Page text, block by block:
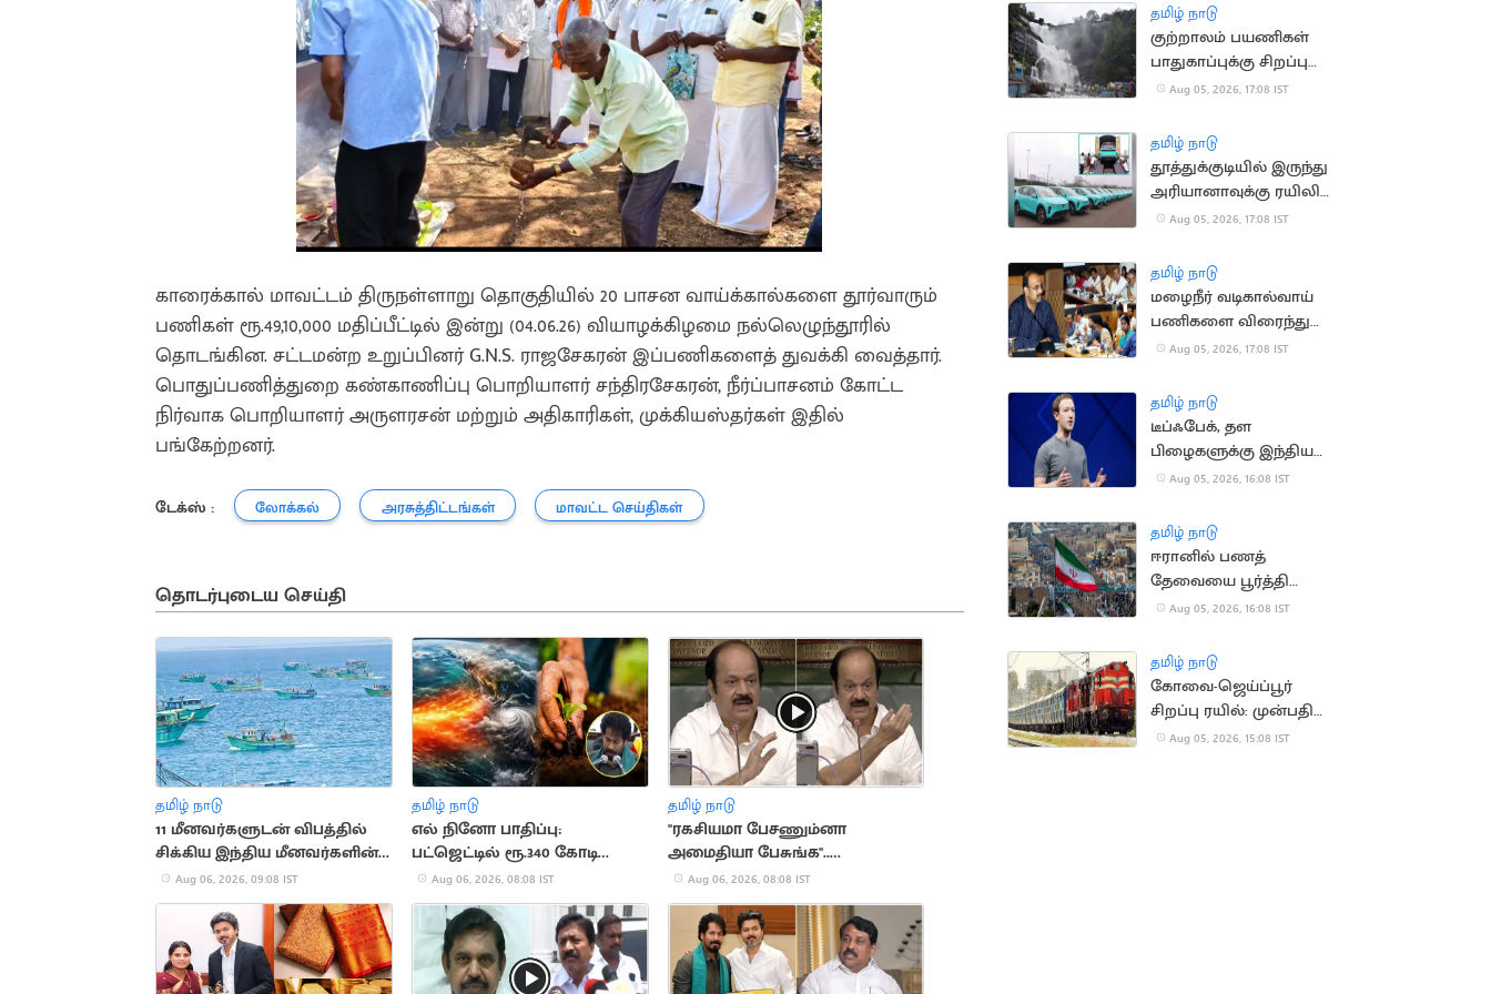
காரைக்கால் மாவட்டம் திருநள்ளாறு தொகுதியில் 20 பாசன வாய்க்கால்களை தூர்வாரும்
பணிகள் ரூ.49,10,000 மதிப்பீட்டில் இன்று (04.06.26) வியாழக்கிழமை நல்லெழுந்தூரில்
தொடங்கின. சட்டமன்ற உறுப்பினர் G.N.S. ராஜசேகரன் இப்பணிகளைத் துவக்கி வைத்தார்.
பொதுப்பணித்துறை கண்காணிப்பு பொறியாளர் சந்திரசேகரன், நீர்ப்பாசனம் கோட்ட
நிர்வாக பொறியாளர் அருளரசன் மற்றும் அதிகாரிகள், முக்கியஸ்தர்கள் இதில்
பங்கேற்றனர்.
டேக்ஸ் : லோக்கல் அரசுத்திட்டங்கள் மாவட்ட செய்திகள்
தொடர்புடைய செய்தி
தமிழ் நாடு
11 மீனவர்களுடன் விபத்தில்
சிக்கிய இந்திய மீனவர்களின்
படகுAug 06, 2026, 09:08 IST
தமிழ் நாடு
எல் நினோ பாதிப்பு:
பட்ஜெட்டில் ரூ.340 கோடி
ஒதுக்கீடு
Aug 06, 2026, 08:08 IST
தமிழ் நாடு
"ரகசியமா பேசணும்னா
அமைதியா பேசுங்க"..
எதிர்க்கட்சியினருக்கு சபாநாயகர்
அறிவுரை
Aug 06, 2026, 08:08 IST
தமிழ் நாடு
குற்றாலம் பயணிகள்
பாதுகாப்புக்கு சிறப்பு
கண்காணிப்பு குழு
Aug 05, 2026, 17:08 IST
தமிழ் நாடு
தூத்துக்குடியில் இருந்து
அரியானாவுக்கு ரயிலில்
செல்லும் மின்சார
Aug 05, 2026, 17:08 IST
தமிழ் நாடு
மழைநீர் வடிகால்வாய்
பணிகளை விரைந்து
முடிக்க உத்தரவு
Aug 05, 2026, 17:08 IST
தமிழ் நாடு
டீப்ஃபேக், தள
பிழைகளுக்கு இந்திய
அரசிடம் மன்னிப்பு
Aug 05, 2026, 16:08 IST
தமிழ் நாடு
ஈரானில் பணத்
தேவையை பூர்த்தி
செய்ய திண்டாடும்
Aug 05, 2026, 16:08 IST
தமிழ் நாடு
கோவை-ஜெய்ப்பூர்
சிறப்பு ரயில்: முன்பதிவு
நாளை தொடக்கம்
Aug 05, 2026, 15:08 IST